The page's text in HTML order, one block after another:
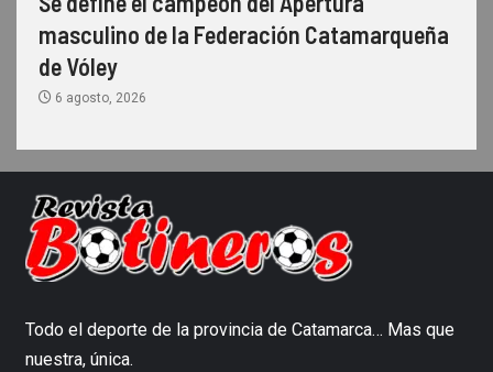
masculino de la Federación Catamarqueña
de Vóley
6 agosto, 2026
Todo el deporte de la provincia de Catamarca… Mas que
nuestra, única.